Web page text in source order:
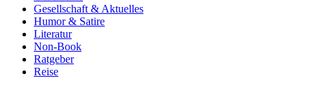
Gesellschaft & Aktuelles
Humor & Satire
Literatur
Non-Book
Ratgeber
Reise